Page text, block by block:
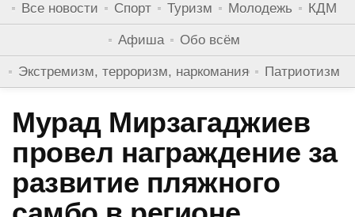
Все новости Спорт Туризм Молодежь КДМ
Афиша Обо всём
Экстремизм, терроризм, наркомания Патриотизм
Мурад Мирзагаджиев
провел награждение за
развитие пляжного